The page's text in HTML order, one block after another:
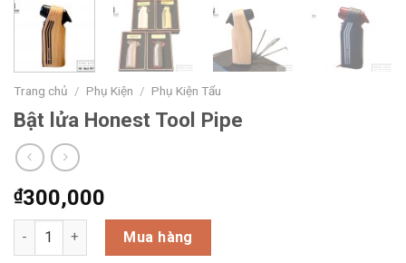
Trang chủ / Phụ Kiện / Phụ Kiện Tẩu
Bật lửa Honest Tool Pipe
₫300,000
Bật lửa Honest Tool Pipe số lượng
Mua hàng